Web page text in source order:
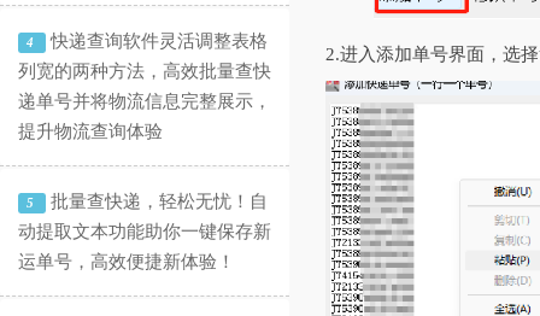
4
快递查询软件灵活调整表格
列宽的两种方法，高效批量查快
递单号并将物流信息完整展示，
提升物流查询体验
5
批量查快递，轻松无忧！自
动提取文本功能助你一键保存新
运单号，高效便捷新体验！
2.进入添加单号界面，选